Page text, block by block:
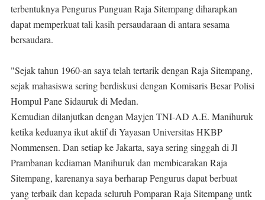
terbentuknya Pengurus Punguan Raja Sitempang diharapkan
dapat memperkuat tali kasih persaudaraan di antara sesama
bersaudara.
"Sejak tahun 1960-an saya telah tertarik dengan Raja Sitempang,
sejak mahasiswa sering berdiskusi dengan Komisaris Besar Polisi
Hompul Pane Sidauruk di Medan.
Kemudian dilanjutkan dengan Mayjen TNI-AD A.E. Manihuruk
ketika keduanya ikut aktif di Yayasan Universitas HKBP
Nommensen. Dan setiap ke Jakarta, saya sering singgah di Jl
Prambanan kediaman Manihuruk dan membicarakan Raja
Sitempang, karenanya saya berharap Pengurus dapat berbuat
yang terbaik dan kepada seluruh Pomparan Raja Sitempang untk